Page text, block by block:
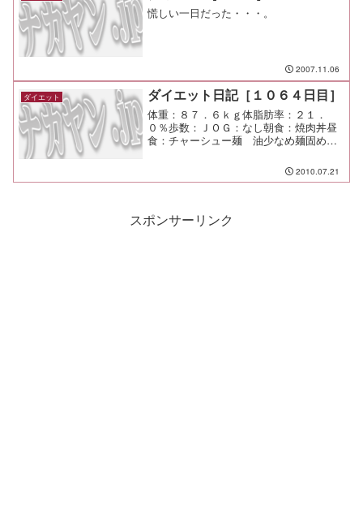
慌しい一日だった・・・。
2007.11.06
ダイエット ダイエット日記［１０６４日目］
体重：８７．６ｋｇ体脂肪率：２１．
０％歩数：ＪＯＧ：なし朝食：焼肉丼昼
食：チャーシュー麺 油少なめ麺固め
食：メモ：今日も暑い！ とろけそう！
2010.07.21
スポンサーリンク